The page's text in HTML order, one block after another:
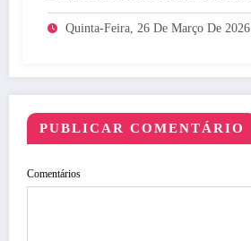
Legado do BTS
Quinta-Feira, 26 De Março De 2026
PUBLICAR COMENTÁRIO
Comentários